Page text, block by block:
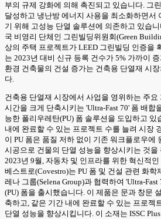
부의 규제 강화에 의해 촉진되고 있습니다. 그
달성하고 냉난방 에너지 사용을 최소화하면서
기 위해 고성능 단열 솔루션에 의존하고 있습
국 비영리 단체인 그린빌딩위원회(Green
상의 주택 프로젝트가 LEED 그린빌딩 인증을
는 2023년 대비 신규 등록 건수가 5% 가까이
환경 건축물의 건설 증가는 건축용 단열재 시
다.
건축용 단열재 시장에서 사업을 영위하는 주
시간을 크게 단축시키는 'Ultra-Fast 70' 폼 배합
능한 폴리우레탄(PU) 폼 솔루션을 도입하고 있
내에 완료할 수 있는 프로젝트 수를 늘려 시장
이 PU 폼은 품질 저하 없이 기존 워크플로우에
시공으로 건물의 단열 성능을 향상시키는 것을
2023년 9월, 자동차 및 인프라를 위한 혁신적
베스트로(Covestro)는 PU 폼 및 건설 관련 화
레나 그룹(Selena Group)과 협력하여 'Ultra-
(PU) 폼을 출시했습니다. 이 제품은 문과 창문
축하고, 같은 기간 내에 완료할 수 있는 프로젝
단열 성능을 향상시킵니다. 이 소재는 ISSC